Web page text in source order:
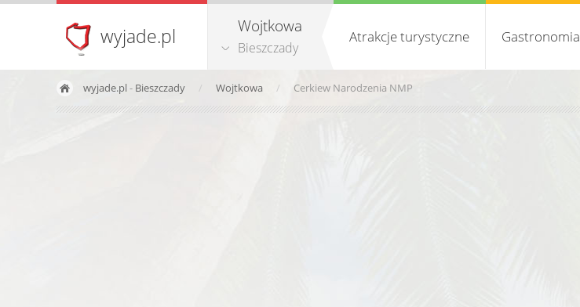
wyjade.pl Wojtkowa
Bieszczady
Atrakcje turystyczne Gastronomia
wyjade.pl- Bieszczady Wojtkowa Cerkiew Narodzenia NMP